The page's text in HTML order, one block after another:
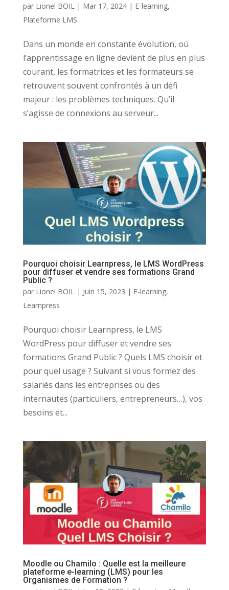
par Lionel BOIL | Mar 17, 2024| E-learning,
Plateforme LMS
Dans un monde en constante évolution, où
l’apprentissage en ligne devient de plus en plus
courant, les formatrices et les formateurs se
retrouvent souvent confrontés à un défi
majeur : les problèmes techniques. Qu’il
s’agisse de connexions au serveur...
Pourquoi choisir Learnpress, le LMS WordPress
pour diffuser et vendre ses formations Grand
Public ?
par Lionel BOIL| Juin 15, 2023 | E-learning,
Learnpress
Pourquoi choisir Learnpress, le LMS
WordPress pour diffuser et vendre ses
formations Grand Public ? Quels LMS choisir et
pour quel usage ? Suivant si vous formez des
salariés dans les entreprises ou des
internautes (particuliers, entrepreneurs…), vos
besoins et...
Moodle ou Chamilo : Quelle est la meilleure
plateforme e-learning (LMS) pour les
Organismes de Formation ?